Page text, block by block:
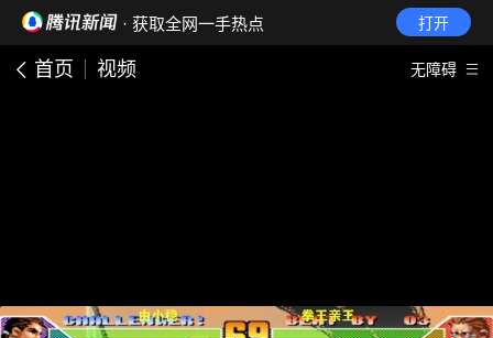
· 获取全网一手热点 打开
首页 视频 无障碍